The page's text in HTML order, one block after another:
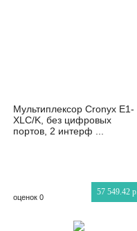
Мультиплексор Cronyx E1-
XLC/K, без цифровых
портов, 2 интерф ...
57 549.42 р.
оценок 0